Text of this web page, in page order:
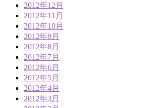
2012年12月
2012年11月
2012年10月
2012年9月
2012年8月
2012年7月
2012年6月
2012年5月
2012年4月
2012年3月